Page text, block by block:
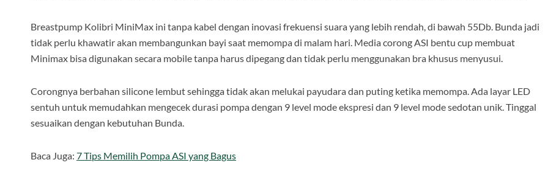
Breastpump Kolibri MiniMax ini tanpa kabel dengan inovasi frekuensi suara yang lebih rendah, di bawah 55Db. Bunda jadi
tidak perlu khawatir akan membangunkan bayi saat memompa di malam hari. Media corong ASI bentu cup membuat
Minimax bisa digunakan secara mobile tanpa harus dipegang dan tidak perlu menggunakan bra khusus menyusui.
Corongnya berbahan silicone lembut sehingga tidak akan melukai payudara dan puting ketika memompa. Ada layar LED
sentuh untuk memudahkan mengecek durasi pompa dengan 9 level mode ekspresi dan 9 level mode sedotan unik. Tinggal
sesuaikan dengan kebutuhan Bunda.
Baca Juga: 7 Tips Memilih Pompa ASI yang Bagus